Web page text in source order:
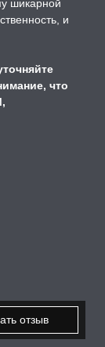
шикарной
и
что
отзыв